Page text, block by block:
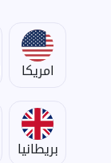
امريكا
بريطانيا